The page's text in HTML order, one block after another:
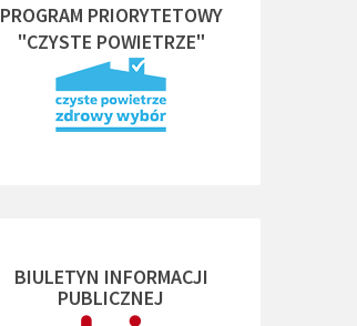
PROGRAM PRIORYTETOWY
"CZYSTE POWIETRZE"
BIULETYN INFORMACJI
PUBLICZNEJ